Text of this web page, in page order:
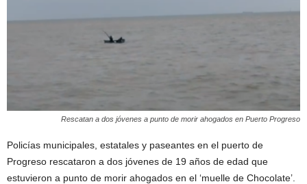
Rescatan a dos jóvenes a punto de morir ahogados en Puerto Progreso
Policías municipales, estatales y paseantes en el puerto de
Progreso rescataron a dos jóvenes de 19 años de edad que
estuvieron a punto de morir ahogados en el ‘muelle de Chocolate’.